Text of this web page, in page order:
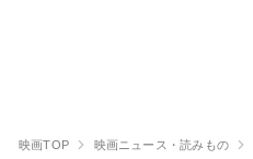
映画TOP 映画ニュース・読みもの